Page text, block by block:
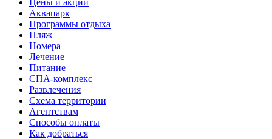
Цены и акции
Аквапарк
Программы отдыха
Пляж
Номера
Лечение
Питание
СПА-комплекс
Развлечения
Схема территории
Агентствам
Способы оплаты
Как добраться